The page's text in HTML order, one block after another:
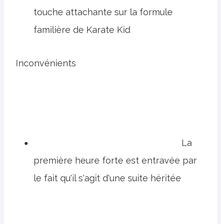
touche attachante sur la formule
familière de Karate Kid
Inconvénients
La
première heure forte est entravée par
le fait qu'il s'agit d'une suite héritée